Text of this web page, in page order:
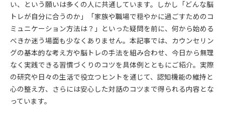
い、という願いは多くの人に共通しています。しかし「どんな脳
トレが自分に合うのか」「家族や職場で穏やかに過ごすためのコ
ミュニケーション方法は？」といった疑問を前に、何から始める
べきか迷う場面も少なくありません。本記事では、カウンセリン
グの基本的な考え方や脳トレの手法を組み合わせ、今日から無理
なく実践できる習慣づくりのコツを具体例とともにご紹介。実際
の研究や日々の生活で役立つヒントを通じて、認知機能の維持と
心の整え方、さらには安心した対話のコツまで得られる内容とな
っています。